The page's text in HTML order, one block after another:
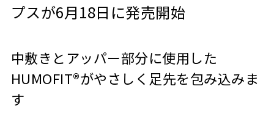
プスが6月18日に発売開始
中敷きとアッパー部分に使用した
HUMOFIT®がやさしく足先を包み込みま
す